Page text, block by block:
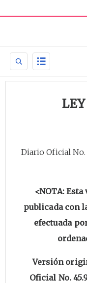
Diario Oficial
<NOTA:
publicada con
efectuada
Versión
Oficial No.